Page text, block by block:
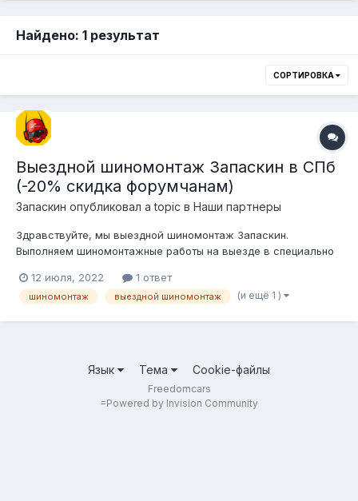
Найдено: 1 результат
СОРТИРОВКА
Выездной шиномонтаж Запаскин в СПб
(-20% скидка форумчанам)
Запаскин опубликовал a topic в Наши партнеры
Здравствуйте, мы выездной шиномонтаж Запаскин.
Выполняем шиномонтажные работы на выезде в специально
Ленинградской области до 200 км от КАД Выезд мастера в
течении 5 минут после принятия заявки. среднее ожидание
12 июля, 2022 1 ответ
шиномонтаж выездной шиномонтаж (и ещё 1 )
Язык Тема Cookie-файлы
Freedomcars
=Powered by Invision Community